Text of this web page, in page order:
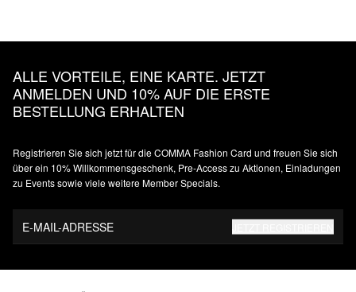
ALLE VORTEILE, EINE KARTE. JETZT
ANMELDEN UND 10% AUF DIE ERSTE
BESTELLUNG ERHALTEN
Registrieren Sie sich jetzt für die COMMA Fashion Card und freuen Sie sich
über ein 10% Willkommensgeschenk, Pre-Access zu Aktionen, Einladungen
zu Events sowie viele weitere Member Specials.
E-MAIL-ADRESSE